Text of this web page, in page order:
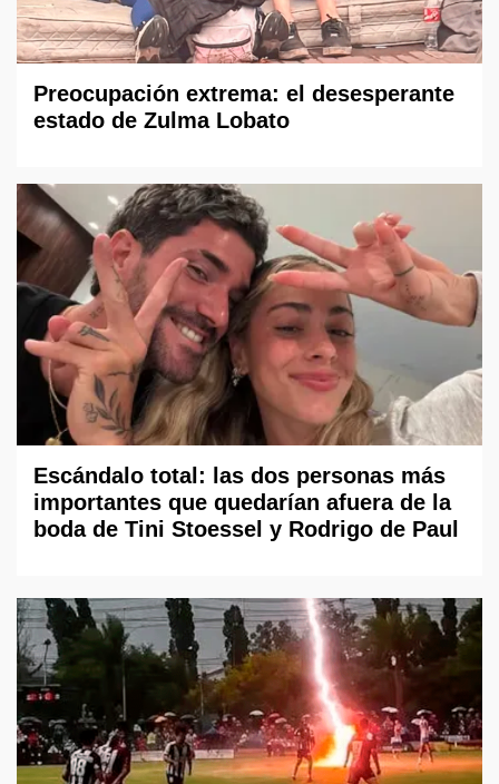
Preocupación extrema: el desesperante
estado de Zulma Lobato
Escándalo total: las dos personas más
importantes que quedarían afuera de la
boda de Tini Stoessel y Rodrigo de Paul